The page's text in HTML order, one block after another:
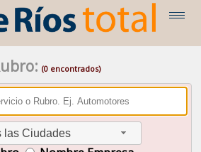
(0 encontrados)
las Ciudades